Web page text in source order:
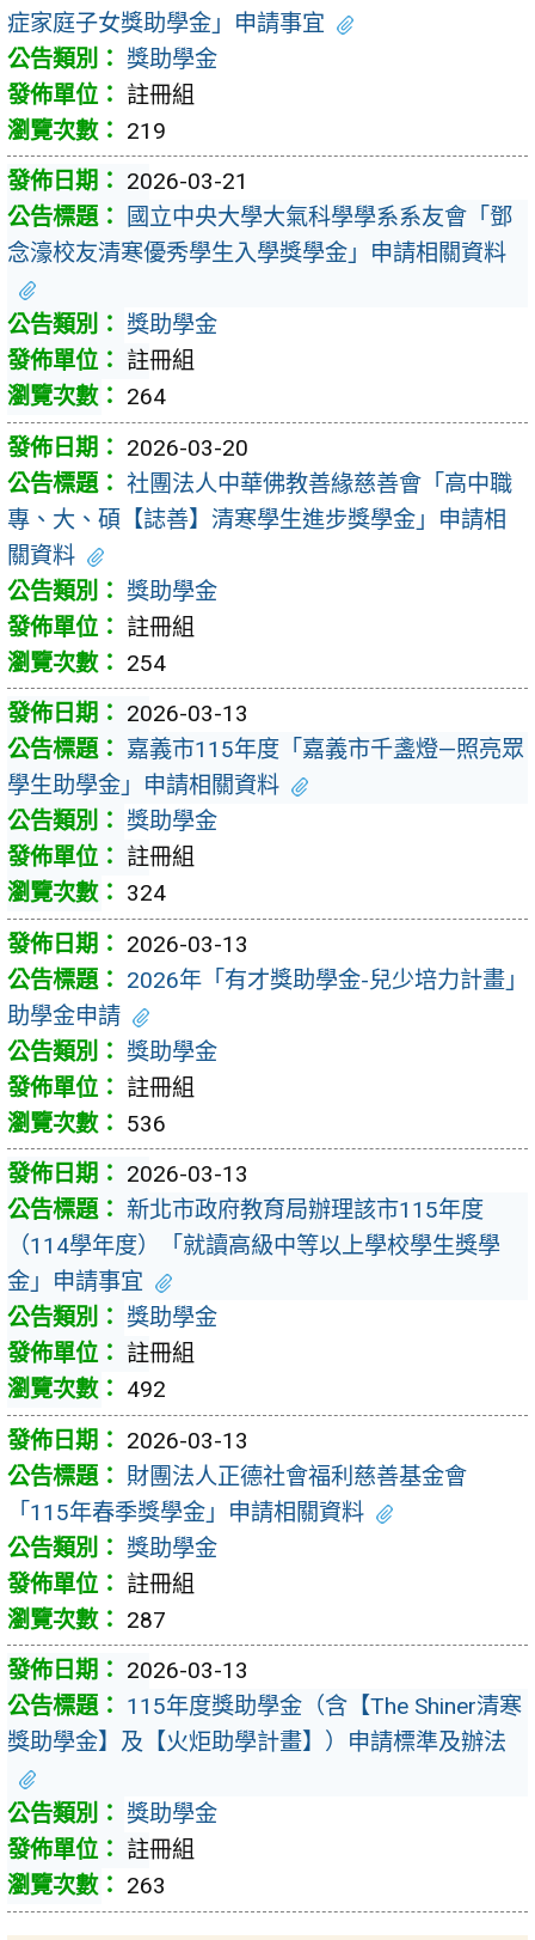
症家庭子女獎助學金」申請事宜
獎助學金
註冊組
219
2026-03-21
國立中央大學大氣科學學系系友會「鄧
念濠校友清寒優秀學生入學獎學金」申請相關資料
獎助學金
註冊組
264
2026-03-20
社團法人中華佛教善緣慈善會「高中職
專、大、碩【誌善】清寒學生進步獎學金」申請相
關資料
獎助學金
註冊組
254
2026-03-13
嘉義市115年度「嘉義市千盞燈—照亮眾
學生助學金」申請相關資料
獎助學金
註冊組
324
2026-03-13
2026年「有才獎助學金-兒少培力計畫」
助學金申請
獎助學金
註冊組
536
2026-03-13
新北市政府教育局辦理該市115年度
（114學年度）「就讀高級中等以上學校學生獎學
金」申請事宜
獎助學金
註冊組
492
2026-03-13
財團法人正德社會福利慈善基金會
「115年春季獎學金」申請相關資料
獎助學金
註冊組
287
2026-03-13
115年度獎助學金（含【The Shiner清寒
獎助學金】及【火炬助學計畫】）申請標準及辦法
獎助學金
註冊組
263